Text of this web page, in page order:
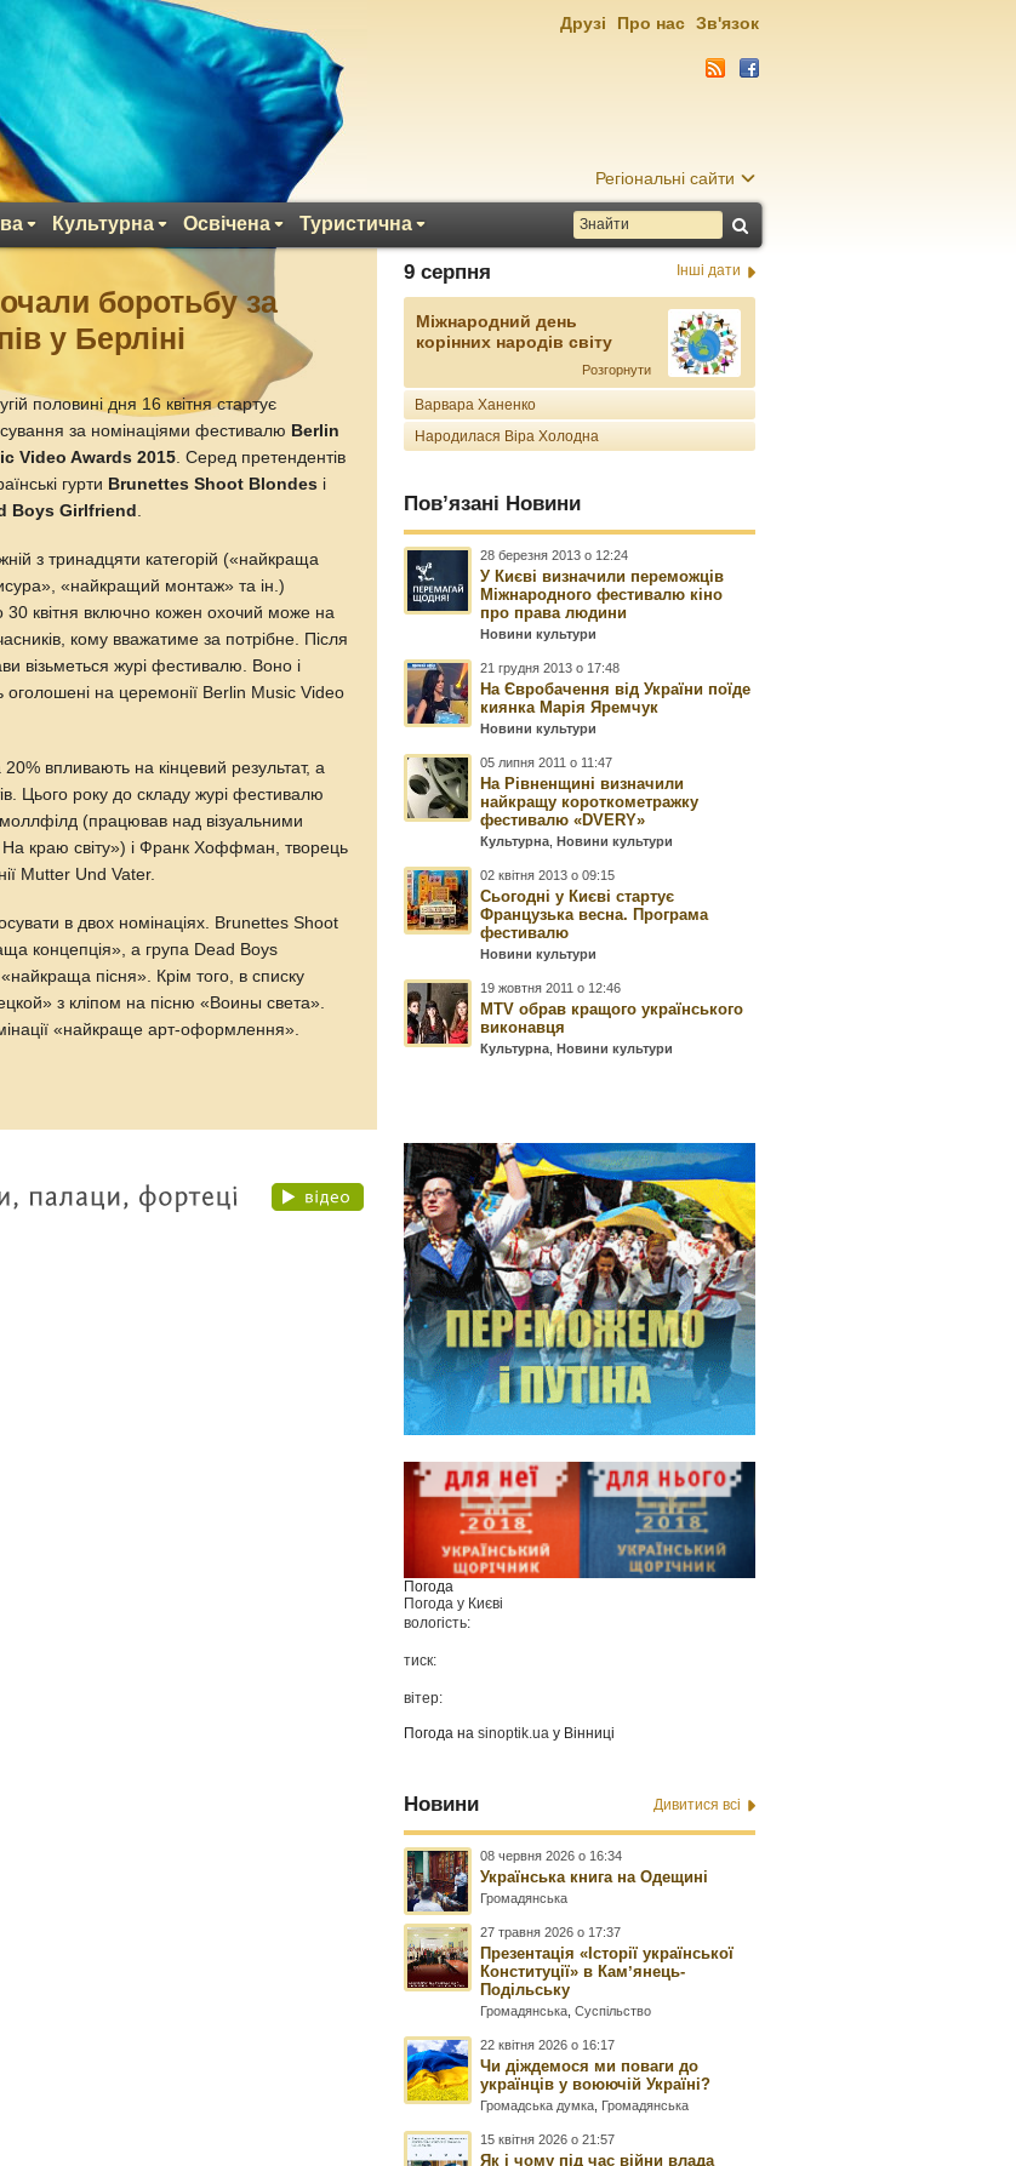
Регіональні сайти
Культурна Освічена Туристична
Друзі Про нас Зв'язок
боротьбу за
у Берліні
половині дня 16 квітня стартує
за номінаціями фестивалю Berlin
Video Awards 2015. Серед претендентів
гурти Brunettes Shoot Blondes і
Boys Girlfriend .
з тринадцяти категорій («найкраща
«найкращий монтаж» та ін.)
30 квітня включно кожен охочий може на
кому вважатиме за потрібне. Після
візьметься журі фестивалю. Воно і
оголошені на церемонії Berlin Music Video
впливають на кінцевий результат, а
Цього року до складу журі фестивалю
(працював над візуальними
краю світу») і Франк Хоффман, творець
Mutter Und Vater.
в двох номінаціях. Brunettes Shoot
концепція», а група Dead Boys
пісня». Крім того, в списку
з кліпом на пісню «Воины света».
«найкраще арт-оформлення».
9 серпня Інші дати
Міжнародний день
корінних народів світу
Розгорнути
Варвара Ханенко
Народилася Віра Холодна
Пов’язані Новини
28 березня 2013 о 12:24
У Києві визначили переможців
Міжнародного фестивалю кіно
про права людини
Новини культури
21 грудня 2013 о 17:48
На Євробачення від України поїде
киянка Марія Яремчук
Новини культури
05 липня 2011 о 11:47
На Рівненщині визначили
найкращу короткометражку
фестивалю «DVERY»
Культурна ,Новини культури
02 квітня 2013 о 09:15
Сьогодні у Києві стартує
Французька весна. Програма
фестивалю
Новини культури
19 жовтня 2011 о 12:46
MTV обрав кращого українського
виконавця
Культурна ,Новини культури
Погода
Погода у Києві
вологість:
тиск:
вітер:
Погода наsinoptik.ua у Вінниці
Новини Дивитися всі
08 червня 2026 о 16:34
Українська книга на Одещині
Громадянська
27 травня 2026 о 17:37
Презентація «Історії української
Конституції» в Камʼянець-
Подільську
Громадянська ,Суспільство
22 квітня 2026 о 16:17
Чи діждемося ми поваги до
українців у воюючій Україні?
Громадська думка Громадянська
15 квітня 2026 о 21:57
Як і чому під час війни влада